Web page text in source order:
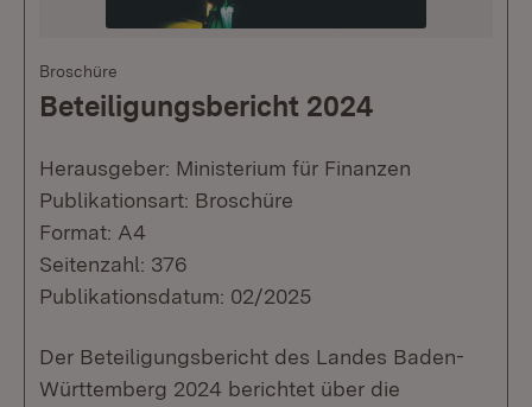
Broschüre
Beteiligungsbericht 2024
Herausgeber: Ministerium für Finanzen
Publikationsart: Broschüre
Format: A4
Seitenzahl: 376
Publikationsdatum: 02/2025
Der Beteiligungsbericht des Landes Baden-
Württemberg 2024 berichtet über die